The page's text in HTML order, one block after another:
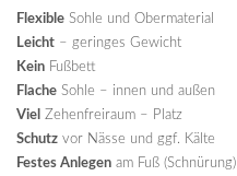
Flexible Sohle und Obermaterial
Leicht – geringes Gewicht
Kein Fußbett
Flache Sohle – innen und außen
Viel Zehenfreiraum – Platz
Schutz vor Nässe und ggf. Kälte
Festes Anlegen am Fuß (Schnürung)